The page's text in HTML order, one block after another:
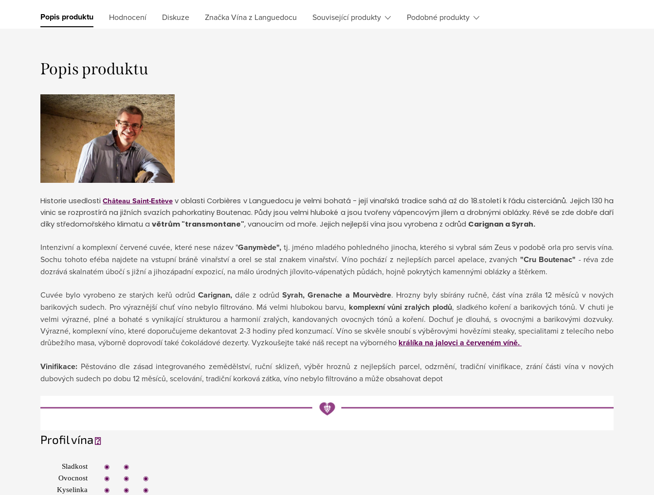
Popis produktu Hodnocení Diskuze ZnačkaVína z Languedocu Související produkty Podobné produkty
Popis produktu
Historie usedlostiChâteau Saint-Estèvev oblasti Corbières v Languedocu je velmi bohatá - její vinařská tradice sahá až do 18.století k řádu cisterciánů. Jejich 130 ha
vinic se rozprostírá na jižních svazích pahorkatiny Boutenac. Půdy jsou velmi hluboké a jsou tvořeny vápencovým jílem a drobnými oblázky. Révě se zde dobře daří
díky středomořského klimatu a větrům "transmontane", vanoucím od moře. Jejich nejlepší vína jsou vyrobena z odrůd Carignan a Syrah.
Intenzivní a komplexní červené cuvée, které nese název "Ganymède", tj. jméno mladého pohledného jinocha, kterého si vybral sám Zeus v podobě orla pro servis vína.
Sochu tohoto eféba najdete na vstupní bráně vinařství a orel se stal znakem vinařství. Víno pochází z nejlepších parcel apelace, zvaných "Cru Boutenac" - réva zde
dozrává skalnatém úbočí s jižní a jihozápadní expozicí, na málo úrodných jílovito-vápenatých půdách, hojně pokrytých kamennými oblázky a štěrkem.
Cuvée bylo vyrobeno ze starých keřů odrůd Carignan, dále z odrůd Syrah, Grenache a Mourvèdre. Hrozny byly sbírány ručně, část vína zrála 12 měsíců v nových
barikových sudech. Pro výraznější chuť víno nebylo filtrováno. Má velmi hlubokou barvu, komplexní vůni zralých plodů, sladkého koření a barikových tónů. V chuti je
velmi výrazné, plné a bohaté s vynikající strukturou a harmonií zralých, kandovaných ovocných tónů a koření. Dochuť je dlouhá, s ovocnými a barikovými dozvuky.
Výrazné, komplexní víno, které doporučujeme dekantovat 2-3 hodiny před konzumací. Víno se skvěle snoubí s výběrovými hovězími steaky, specialitami z telecího nebo
drůbežího masa, výborně doprovodí také čokoládové dezerty. Vyzkoušejte také náš recept na výborného králíka na jalovci a červeném víně.
Vinifikace: Pěstováno dle zásad integrovaného zemědělství, ruční sklizeň, výběr hroznů z nejlepších parcel, odzrnění, tradiční vinifikace, zrání části vína v nových
dubových sudech po dobu 12 měsíců, scelování, tradiční korková zátka, víno nebylo filtrováno a může obsahovat depot
Profil vína⍰
Sladkost ◉ ◉
Ovocnost ◉ ◉ ◉
Kyselinka ◉ ◉ ◉